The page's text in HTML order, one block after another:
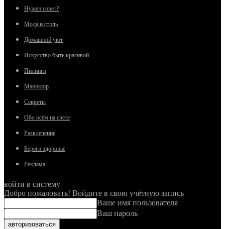
Нужен совет?
Мода и стиль
Домашний уют
Искусство быть красивой
Пилинги
Маникюр
Секреты
Обо всём на свете
Развлечение
Береги здоровье
Реклама
войти в систему
Добро пожаловать! Войдите в свою учётную запись
Ваше имя пользователя
Ваш пароль